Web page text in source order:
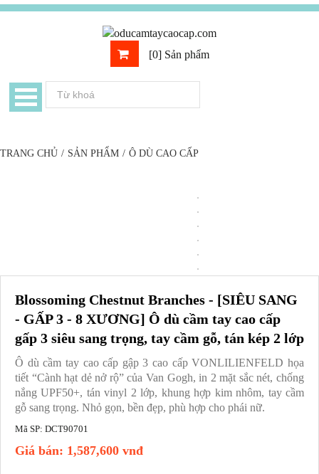
[0] Sản phẩm
TRANG CHỦ / SẢN PHẨM / Ô DÙ CAO CẤP
Blossoming Chestnut Branches - [SIÊU SANG
- GẤP 3 - 8 XƯƠNG] Ô dù cầm tay cao cấp
gấp 3 siêu sang trọng, tay cầm gỗ, tán kép 2 lớp
Ô dù cầm tay cao cấp gập 3 cao cấp VONLILIENFELD họa
tiết “Cành hạt dẻ nở rộ” của Van Gogh, in 2 mặt sắc nét, chống
nắng UPF50+, tán vinyl 2 lớp, khung hợp kim nhôm, tay cầm
gỗ sang trọng. Nhỏ gọn, bền đẹp, phù hợp cho phái nữ.
Mã SP: DCT90701
Giá bán: 1,587,600 vnđ